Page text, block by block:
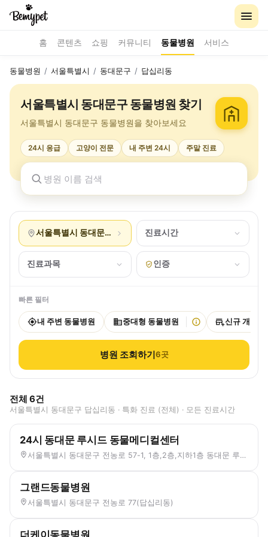
홈 콘텐츠 쇼핑 커뮤니티 동물병원 서비스
동물병원 / 서울특별시 / 동대문구 / 답십리동
서울특별시 동대문구 동물병원 찾기
서울특별시 동대문구 동물병원을 찾아보세요
24시 응급 고양이 전문 내 주변 24시 주말 진료
서울특별시 동대문구 답십리동진료시간
진료과목 인증
빠른 필터
내 주변 동물병원 중대형 동물병원 신규 개원
병원 조회하기6곳
전체 6건
서울특별시 동대문구 답십리동 · 특화 진료 (전체) · 모든 진료시간
24시 동대문 루시드 동물메디컬센터
서울특별시 동대문구 전농로 57-1, 1층,2층,지하1층 동대문 루시드 동물메디컬센터 (답십리동)
그랜드동물병원
서울특별시 동대문구 전농로 77(답십리동)
더케이동물병원